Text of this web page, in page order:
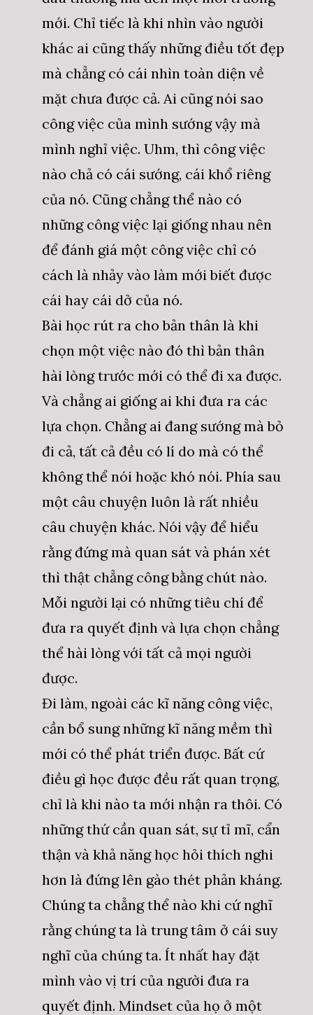
mới. Chỉ tiếc là khi nhìn vào người
khác ai cũng thấy những điều tốt đẹp
mà chẳng có cái nhìn toàn diện về
mặt chưa được cả. Ai cũng nói sao
công việc của mình sướng vậy mà
mình nghỉ việc. Uhm, thì công việc
nào chả có cái sướng, cái khổ riêng
của nó. Cũng chẳng thể nào có
những công việc lại giống nhau nên
để đánh giá một công việc chỉ có
cách là nhảy vào làm mới biết được
cái hay cái dở của nó.
Bài học rút ra cho bản thân là khi
chọn một việc nào đó thì bản thân
hài lòng trước mới có thể đi xa được.
Và chẳng ai giống ai khi đưa ra các
lựa chọn. Chẳng ai đang sướng mà bỏ
đi cả, tất cả đều có lí do mà có thể
không thể nói hoặc khó nói. Phía sau
một câu chuyện luôn là rất nhiều
câu chuyện khác. Nói vậy để hiểu
rằng đứng mà quan sát và phán xét
thì thật chẳng công bằng chút nào.
Mỗi người lại có những tiêu chí để
đưa ra quyết định và lựa chọn chẳng
thể hài lòng với tất cả mọi người
được.
Đi làm, ngoài các kĩ năng công việc,
cần bổ sung những kĩ năng mềm thì
mới có thể phát triển được. Bất cứ
điều gì học được đều rất quan trọng,
chỉ là khi nào ta mới nhận ra thôi. Có
những thứ cần quan sát, sự tỉ mĩ, cẩn
thận và khả năng học hỏi thích nghi
hơn là đứng lên gào thét phản kháng.
Chúng ta chẳng thể nào khi cứ nghĩ
rằng chúng ta là trung tâm ở cái suy
nghĩ của chúng ta. Ít nhất hay đặt
mình vào vị trí của người đưa ra
quyết định. Mindset của họ ở một